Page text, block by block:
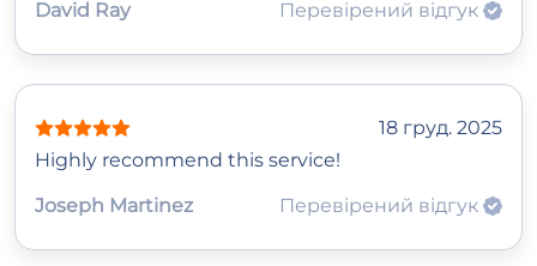
David Ray
Перевірений відгук
18 груд. 2025
Highly recommend this service!
Joseph Martinez
Перевірений відгук